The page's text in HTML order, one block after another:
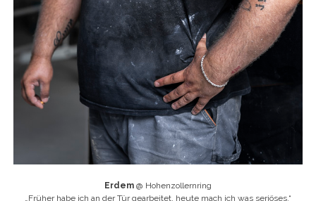
Erdem @ Hohenzollernring
„Früher habe ich an der Tür gearbeitet, heute mach ich was seriöses.“